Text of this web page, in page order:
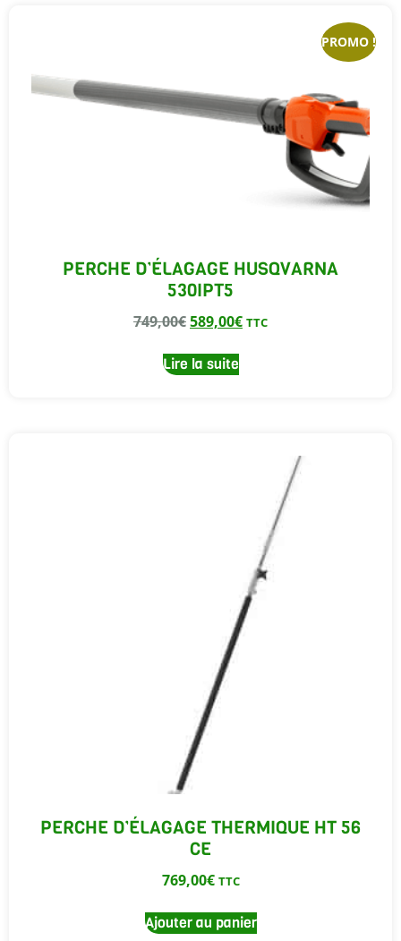
PROMO !
PERCHE D’ÉLAGAGE HUSQVARNA
530IPT5
749,00€589,00€ TTC
Lire la suite
PERCHE D’ÉLAGAGE THERMIQUE HT 56
CE
769,00€ TTC
Ajouter au panier